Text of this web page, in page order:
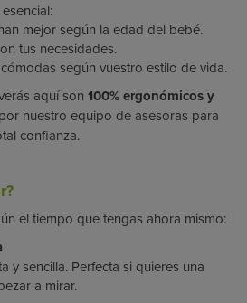
mejor según la edad del bebé.
tus necesidades.
según vuestro estilo de vida.
aquí son 100% ergonómicos y
nuestro equipo de asesoras para
confianza.
el tiempo que tengas ahora mismo:
y sencilla. Perfecta si quieres una
a mirar.